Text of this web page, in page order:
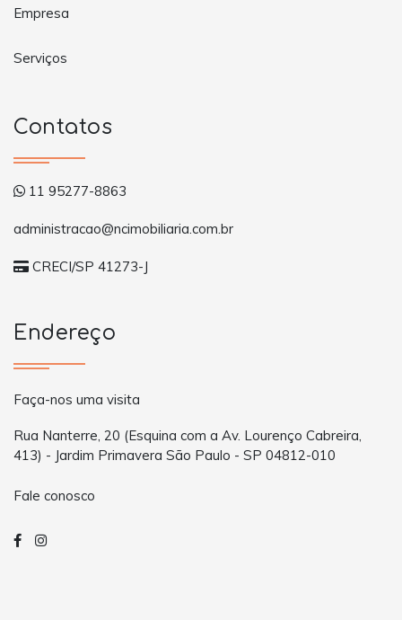
Empresa
Serviços
Contatos
11 95277-8863
administracao@ncimobiliaria.com.br
CRECI/SP 41273-J
Endereço
Faça-nos uma visita
Rua Nanterre, 20 (Esquina com a Av. Lourenço Cabreira,
413) - Jardim Primavera São Paulo - SP 04812-010
Fale conosco